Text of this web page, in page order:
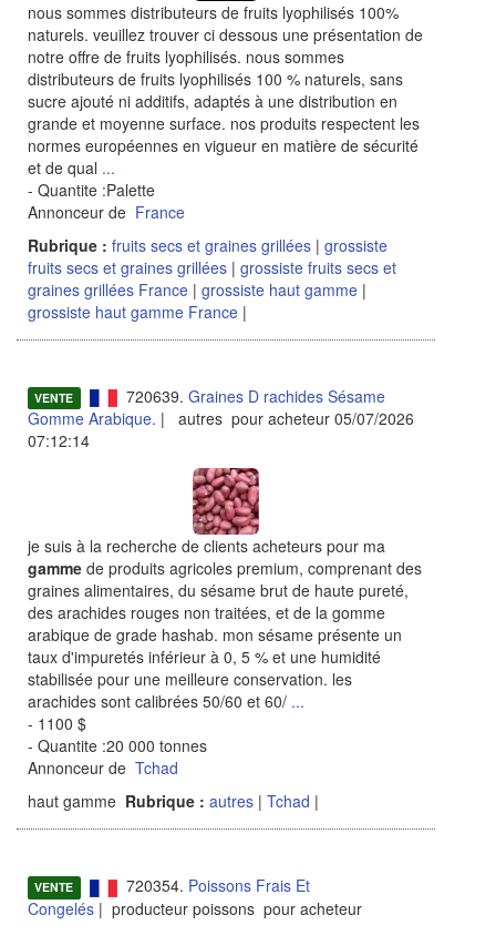
nous sommes distributeurs de fruits lyophilisés 100%
naturels. veuillez trouver ci dessous une présentation de
notre offre de fruits lyophilisés. nous sommes
distributeurs de fruits lyophilisés 100 % naturels, sans
sucre ajouté ni additifs, adaptés à une distribution en
grande et moyenne surface. nos produits respectent les
normes européennes en vigueur en matière de sécurité
et de qual ...
- Quantite :Palette
Annonceur de France
Rubrique : fruits secs et graines grillées | grossiste
fruits secs et graines grillées | grossiste fruits secs et
graines grillées France | grossiste haut gamme |
grossiste haut gamme France |
VENTE 720639. Graines D rachides Sésame
Gomme Arabique. | autres pour acheteur 05/07/2026
07:12:14
je suis à la recherche de clients acheteurs pour ma
gamme de produits agricoles premium, comprenant des
graines alimentaires, du sésame brut de haute pureté,
des arachides rouges non traitées, et de la gomme
arabique de grade hashab. mon sésame présente un
taux d'impuretés inférieur à 0, 5 % et une humidité
stabilisée pour une meilleure conservation. les
arachides sont calibrées 50/60 et 60/ ...
- 1100 $
- Quantite :20 000 tonnes
Annonceur de Tchad
haut gamme Rubrique : autres | Tchad |
VENTE 720354. Poissons Frais Et
Congelés | producteur poissons pour acheteur